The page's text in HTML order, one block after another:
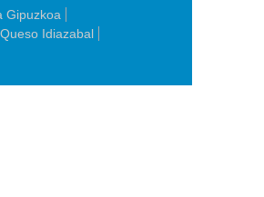
Gipuzkoa
Idiazabal